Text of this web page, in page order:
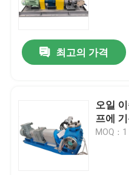
최고의 가격
오일
프에
MOQ：1